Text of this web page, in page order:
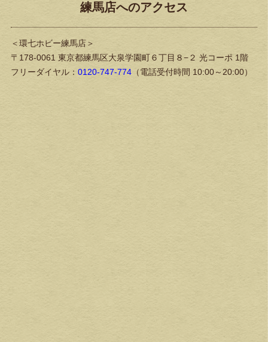
練馬店へのアクセス
＜環七ホビー練馬店＞
〒178-0061 東京都練馬区大泉学園町６丁目８−２ 光コーポ 1階
フリーダイヤル： 0120-747-774（電話受付時間 10:00～20:00）